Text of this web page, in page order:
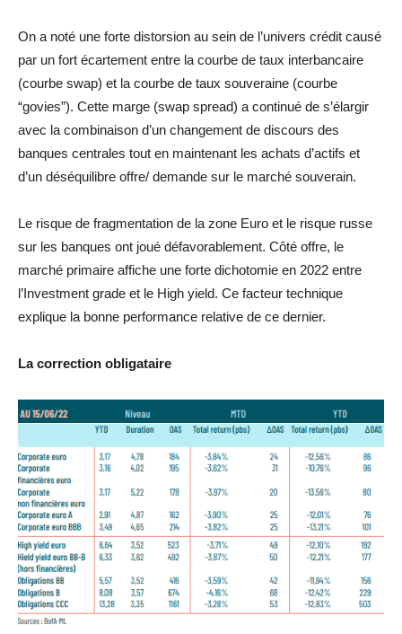
On a noté une forte distorsion au sein de l’univers crédit causé
par un fort écartement entre la courbe de taux interbancaire
(courbe swap) et la courbe de taux souveraine (courbe
“govies”). Cette marge (swap spread) a continué de s’élargir
avec la combinaison d’un changement de discours des
banques centrales tout en maintenant les achats d’actifs et
d’un déséquilibre offre/ demande sur le marché souverain.
Le risque de fragmentation de la zone Euro et le risque russe
sur les banques ont joué défavorablement. Côté offre, le
marché primaire affiche une forte dichotomie en 2022 entre
l’Investment grade et le High yield. Ce facteur technique
explique la bonne performance relative de ce dernier.
La correction obligataire